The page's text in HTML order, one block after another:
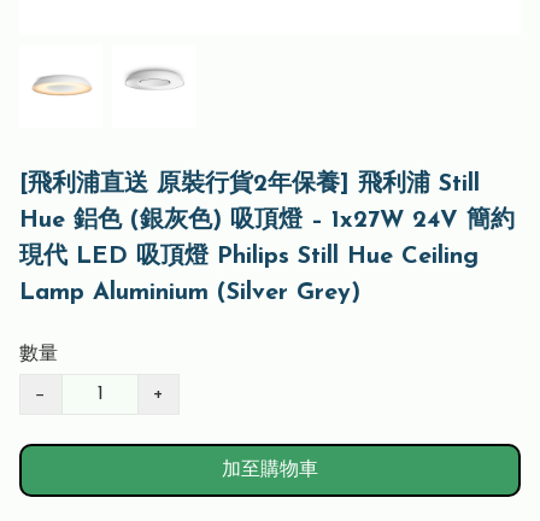
[飛利浦直送 原裝行貨2年保養] 飛利浦 Still
Hue 鋁色 (銀灰色) 吸頂燈 – 1x27W 24V 簡約
現代 LED 吸頂燈 Philips Still Hue Ceiling
Lamp Aluminium (Silver Grey)
數量
− +
加至購物車